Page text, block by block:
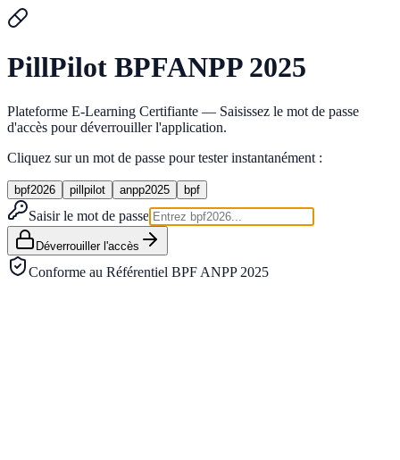
PillPilot BPFANPP 2025
Plateforme E-Learning Certifiante — Saisissez le mot de passe
d'accès pour déverrouiller l'application.
Cliquez sur un mot de passe pour tester instantanément :
bpf2026 pillpilot anpp2025 bpf
Saisir le mot de passe
Déverrouiller l'accès
Conforme au Référentiel BPF ANPP 2025